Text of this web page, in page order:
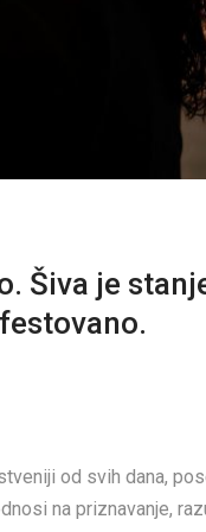
Šiva je
od svih dana,
na priznavanje,